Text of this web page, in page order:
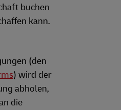
buchen
kann.
(den
) wird der
abholen,
die